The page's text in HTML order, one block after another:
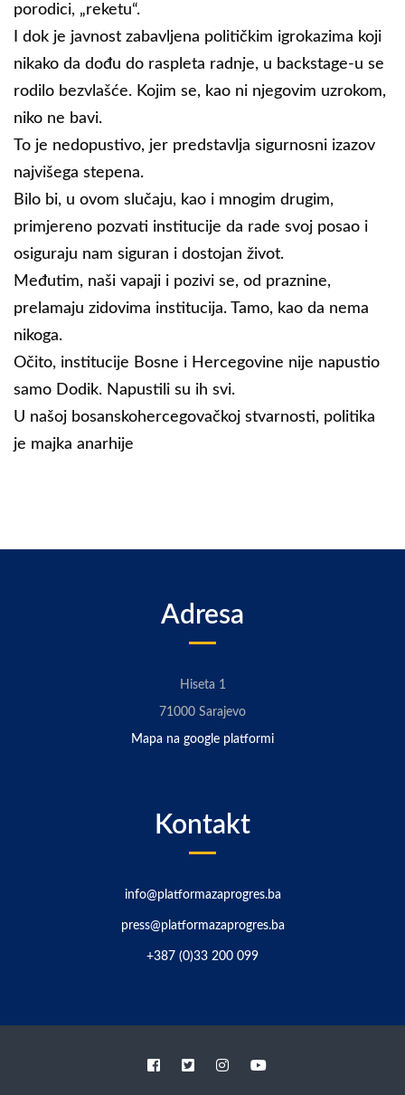
porodici, „reketu“.
I dok je javnost zabavljena političkim igrokazima koji
nikako da dođu do raspleta radnje, u backstage-u se
rodilo bezvlašće. Kojim se, kao ni njegovim uzrokom,
niko ne bavi.
To je nedopustivo, jer predstavlja sigurnosni izazov
najvišega stepena.
Bilo bi, u ovom slučaju, kao i mnogim drugim,
primjereno pozvati institucije da rade svoj posao i
osiguraju nam siguran i dostojan život.
Međutim, naši vapaji i pozivi se, od praznine,
prelamaju zidovima institucija. Tamo, kao da nema
nikoga.
Očito, institucije Bosne i Hercegovine nije napustio
samo Dodik. Napustili su ih svi.
U našoj bosanskohercegovačkoj stvarnosti, politika
je majka anarhije
Adresa
Hiseta 1
71000 Sarajevo
Mapa na google platformi
Kontakt
info@platformazaprogres.ba
press@platformazaprogres.ba
+387 (0)33 200 099